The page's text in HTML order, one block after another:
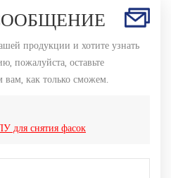
продукции и хотите узнать
пожалуйста, оставьте
вам, как только сможем.
для снятия фасок